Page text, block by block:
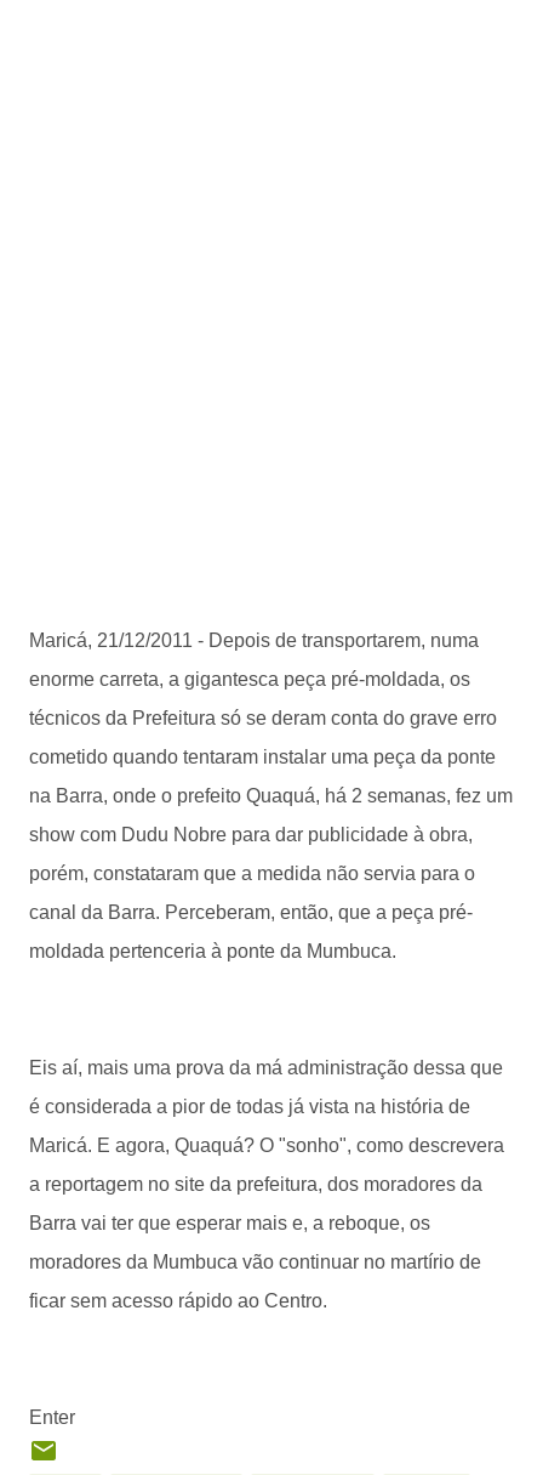
Maricá, 21/12/2011 - Depois de transportarem, numa
enorme carreta, a gigantesca peça pré-moldada, os
técnicos da Prefeitura só se deram conta do grave erro
cometido quando tentaram instalar uma peça da ponte
na Barra, onde o prefeito Quaquá, há 2 semanas, fez um
show com Dudu Nobre para dar publicidade à obra,
porém, constataram que a medida não servia para o
canal da Barra. Perceberam, então, que a peça pré-
moldada pertenceria à ponte da Mumbuca.
Eis aí, mais uma prova da má administração dessa que
é considerada a pior de todas já vista na história de
Maricá. E agora, Quaquá? O "sonho", como descrevera
a reportagem no site da prefeitura, dos moradores da
Barra vai ter que esperar mais e, a reboque, os
moradores da Mumbuca vão continuar no martírio de
ficar sem acesso rápido ao Centro.
Enter